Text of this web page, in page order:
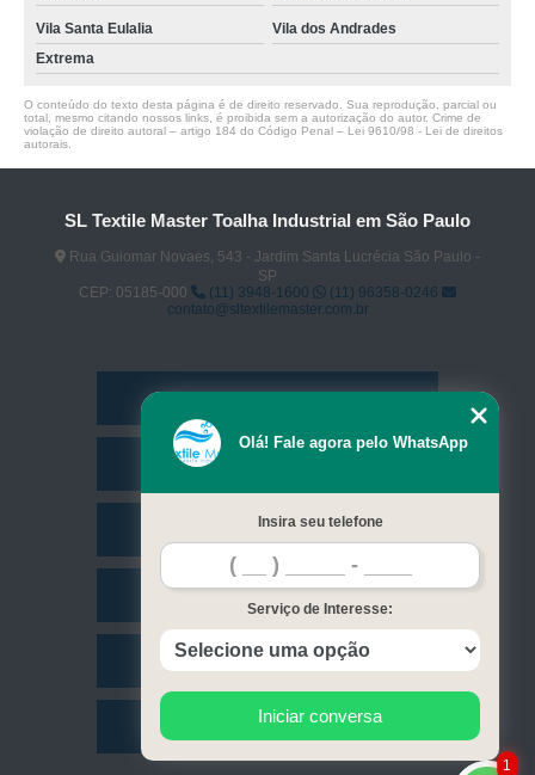
Vila Santa Eulalia
Vila dos Andrades
Extrema
O conteúdo do texto desta página é de direito reservado. Sua reprodução, parcial ou
total, mesmo citando nossos links, é proibida sem a autorização do autor. Crime de
violação de direito autoral – artigo 184 do Código Penal – Lei 9610/98 - Lei de direitos
autorais
SL Textile Master Toalha Industrial em São Paulo
Rua Guiomar Novaes, 543 - Jardim Santa Lucrécia São Paulo -
SP
CEP: 05185-000
(11) 3948-1600
(11) 96358-0246
contato@sltextilemaster.com.br
Missão
Contato
Mapa do site
1
Olá! Fale agora pelo WhatsApp
Insira seu telefone
Serviço de Interesse:
Iniciar conversa